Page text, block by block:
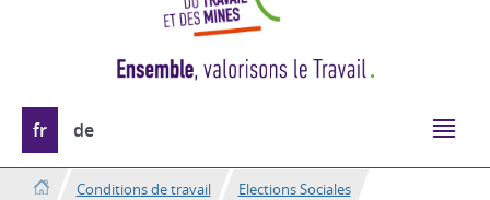
Changer
de
langue
fr de
Conditions de travail
Elections Sociales